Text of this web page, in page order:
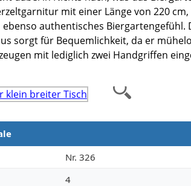
mit einer Länge von 220
authentisches Biergartengefühl.
sorgt für Bequemlichkeit, da er
mit lediglich zwei Handgriffen
Nr. 326
4